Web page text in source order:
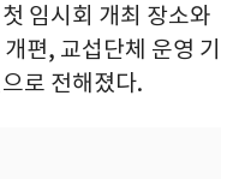
임시회 개최 장소와
편, 교섭단체 운영 기
로 전해졌다.